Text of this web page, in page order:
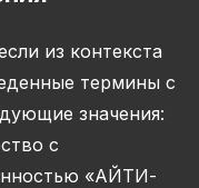
из контекста
термины с
значения:
с
«АЙТИ-